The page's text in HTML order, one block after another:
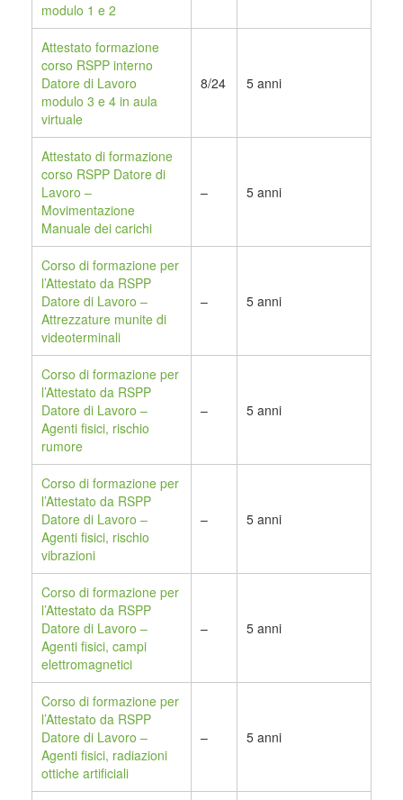
modulo 1 e 2
Attestato formazione
corso RSPP interno
Datore di Lavoro
modulo 3 e 4 in aula
virtuale
8/24 5 anni
Attestato di formazione
corso RSPP Datore di
Lavoro –
Movimentazione
Manuale dei carichi
– 5 anni
Corso di formazione per
l’Attestato da RSPP
Datore di Lavoro –
Attrezzature munite di
videoterminali
– 5 anni
Corso di formazione per
l’Attestato da RSPP
Datore di Lavoro –
Agenti fisici, rischio
rumore
– 5 anni
Corso di formazione per
l’Attestato da RSPP
Datore di Lavoro –
Agenti fisici, rischio
vibrazioni
– 5 anni
Corso di formazione per
l’Attestato da RSPP
Datore di Lavoro –
Agenti fisici, campi
elettromagnetici
– 5 anni
Corso di formazione per
l’Attestato da RSPP
Datore di Lavoro –
Agenti fisici, radiazioni
ottiche artificiali
– 5 anni